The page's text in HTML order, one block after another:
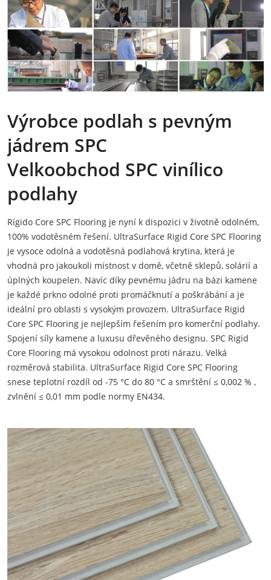
Výrobce podlah s pevným
jádrem SPC
Velkoobchod SPC vinílico
podlahy
Rígido Core SPC Flooring je nyní k dispozici v životně odolném,
100% vodotěsném řešení. UltraSurface Rigid Core SPC Flooring
je vysoce odolná a vodotěsná podlahová krytina, která je
vhodná pro jakoukoli místnost v domě, včetně sklepů, solárií a
úplných koupelen. Navíc díky pevnému jádru na bázi kamene
je každé prkno odolné proti promáčknutí a poškrábání a je
ideální pro oblasti s vysokým provozem. UltraSurface Rigid
Core SPC Flooring je nejlepším řešením pro komerční podlahy.
Spojení síly kamene a luxusu dřevěného designu. SPC Rigid
Core Flooring má vysokou odolnost proti nárazu. Velká
rozměrová stabilita. UltraSurface Rigid Core SPC Flooring
snese teplotní rozdíl od -75 °C do 80 °C a smrštění ≤ 0,002 % ,
zvlnění ≤ 0,01 mm podle normy EN434.